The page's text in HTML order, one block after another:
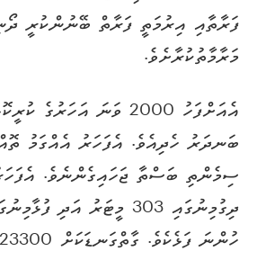
ފަރާތާއި އިރުމަތީ ފަރާތް ބޭނުންކުރީ
މަރާމާތުކުރާށެވެ.
އެއަށްފަހު 2000 ވަނަ
ބަނދަރު ހެދިއެވެ. އެފަހަރު އެއްގަމު
ސިމެންތި ބަސްތާ ޖަހައިގެންނެވެ.